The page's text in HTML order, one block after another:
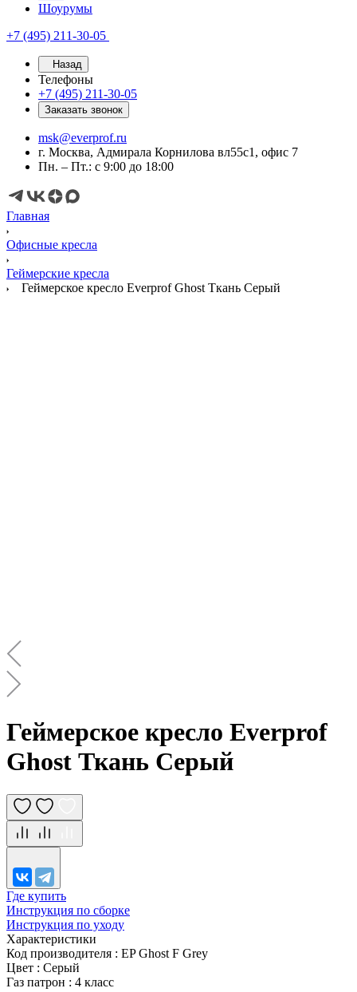
Шоурумы
+7 (495) 211-30-05
Назад
Телефоны
+7 (495) 211-30-05
Заказать звонок
msk@everprof.ru
г. Москва, Адмирала Корнилова вл55с1, офис 7
Пн. – Пт.: с 9:00 до 18:00
Главная
Офисные кресла
Геймерские кресла
Геймерское кресло Everprof Ghost Ткань Серый
Геймерское кресло Everprof
Ghost Ткань Серый
Где купить
Инструкция по сборке
Инструкция по уходу
Характеристики
Код производителя : EP Ghost F Grey
Цвет : Серый
Газ патрон : 4 класс